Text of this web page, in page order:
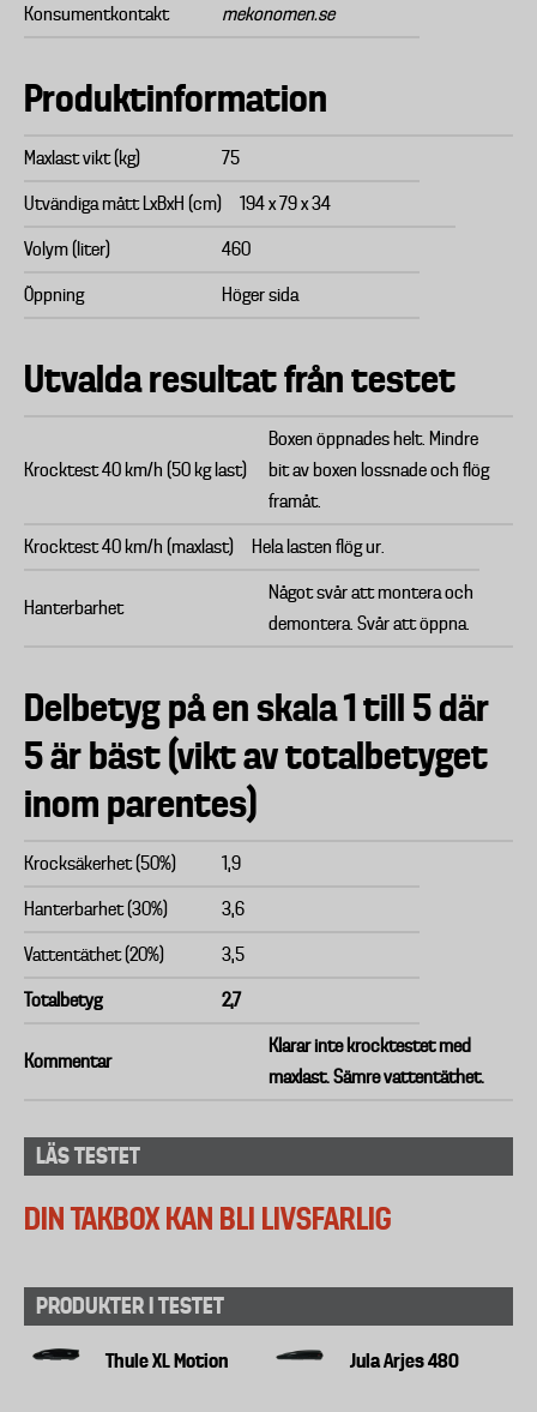
Konsumentkontakt mekonomen.se
Produktinformation
Maxlast vikt (kg) 75
Utvändiga mått LxBxH (cm) 194 x 79 x 34
Volym (liter) 460
Öppning Höger sida
Utvalda resultat från testet
Krocktest 40 km/h (50 kg last)
Boxen öppnades helt. Mindre
bit av boxen lossnade och flög
framåt.
Krocktest 40 km/h (maxlast) Hela lasten flög ur.
Hanterbarhet
Något svår att montera och
demontera. Svår att öppna.
Delbetyg på en skala 1 till 5 där
5 är bäst (vikt av totalbetyget
inom parentes)
Krocksäkerhet (50%) 1,9
Hanterbarhet (30%) 3,6
Vattentäthet (20%) 3,5
Totalbetyg 2,7
Kommentar
Klarar inte krocktestet med
maxlast. Sämre vattentäthet.
LÄS TESTET
DIN TAKBOX KAN BLI LIVSFARLIG
PRODUKTER I TESTET
Thule XL Motion Jula Arjes 480